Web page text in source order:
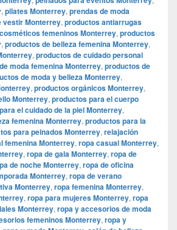
, pilates Monterrey, prendas de moda
vestir Monterrey, productos antiarrugas
femeninos Monterrey, productos
, productos de belleza femenina Monterrey,
, productos de cuidado personal
moda femenina Monterrey, productos de
de moda y belleza Monterrey,
, productos orgánicos Monterrey,
Monterrey, productos para el cuerpo
el cuidado de la piel Monterrey,
femenina Monterrey, productos para la
para peinados Monterrey, relajación
femenina Monterrey, ropa casual Monterrey,
, ropa de gala Monterrey, ropa de
de noche Monterrey, ropa de oficina
Monterrey, ropa de verano
Monterrey, ropa femenina Monterrey,
, ropa para mujeres Monterrey, ropa
Monterrey, ropa y accesorios de moda
femeninos Monterrey, ropa y